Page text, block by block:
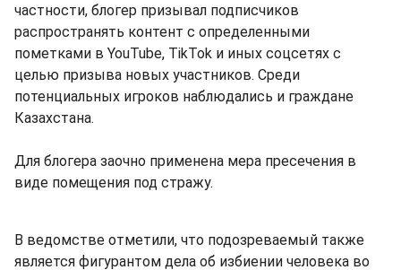
частности, блогер призывал подписчиков
распространять контент с определенными
пометками в YouTube, TikTok и иных соцсетях с
целью призыва новых участников. Среди
потенциальных игроков наблюдались и граждане
Казахстана.
Для блогера заочно применена мера пресечения в
виде помещения под стражу.
В ведомстве отметили, что подозреваемый также
является фигурантом дела об избиении человека во